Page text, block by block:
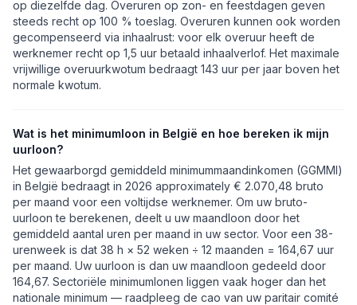
op diezelfde dag. Overuren op zon- en feestdagen geven
steeds recht op 100 % toeslag. Overuren kunnen ook worden
gecompenseerd via inhaalrust: voor elk overuur heeft de
werknemer recht op 1,5 uur betaald inhaalverlof. Het maximale
vrijwillige overuurkwotum bedraagt 143 uur per jaar boven het
normale kwotum.
Wat is het minimumloon in België en hoe bereken ik mijn
uurloon?
Het gewaarborgd gemiddeld minimummaandinkomen (GGMMI)
in België bedraagt in 2026 approximately € 2.070,48 bruto
per maand voor een voltijdse werknemer. Om uw bruto-
uurloon te berekenen, deelt u uw maandloon door het
gemiddeld aantal uren per maand in uw sector. Voor een 38-
urenweek is dat 38 h × 52 weken ÷ 12 maanden = 164,67 uur
per maand. Uw uurloon is dan uw maandloon gedeeld door
164,67. Sectoriële minimumlonen liggen vaak hoger dan het
nationale minimum — raadpleeg de cao van uw paritair comité